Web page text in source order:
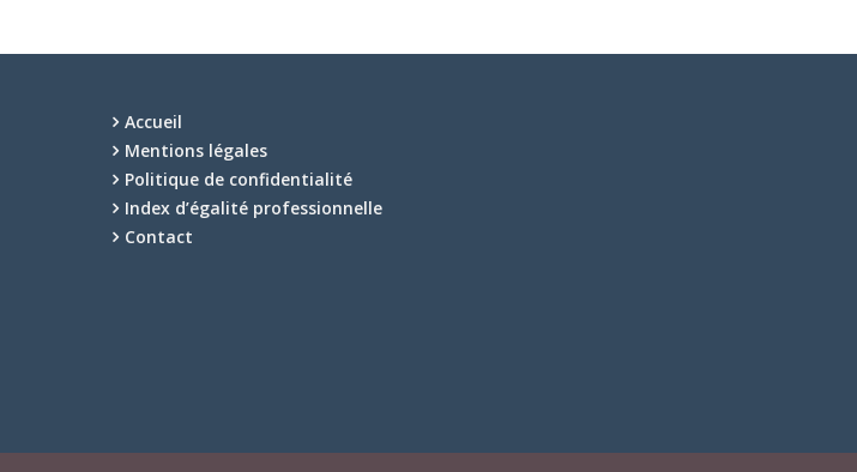
Accueil
Mentions légales
Politique de confidentialité
Index d’égalité professionnelle
Contact